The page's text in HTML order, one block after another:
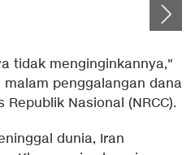
tidak menginginkannya,"
penggalangan dana
Nasional (NRCC).
dunia, Iran